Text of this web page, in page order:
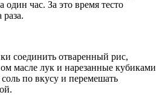
один час. За это время тесто
соединить отваренный рис,
масле лук и нарезанные кубиками
по вкусу и перемешать